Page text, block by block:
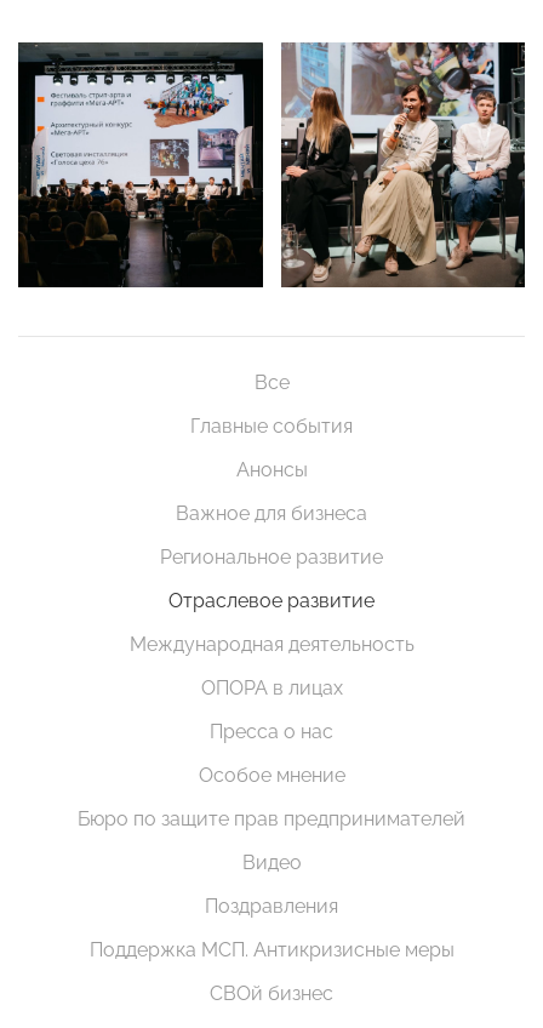
Все
Главные события
Анонсы
Важное для бизнеса
Региональное развитие
Отраслевое развитие
Международная деятельность
ОПОРА в лицах
Пресса о нас
Особое мнение
Бюро по защите прав предпринимателей
Видео
Поздравления
Поддержка МСП. Антикризисные меры
СВОй бизнес